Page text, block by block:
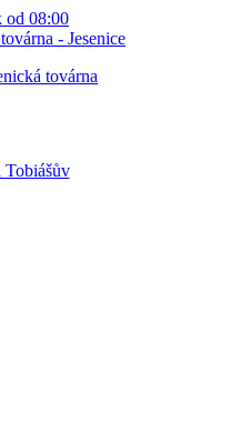
od 08:00
- Jesenice
továrna